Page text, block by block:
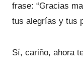
frase: “Gracias
tus alegrías y tus
Sí, cariño, ahora